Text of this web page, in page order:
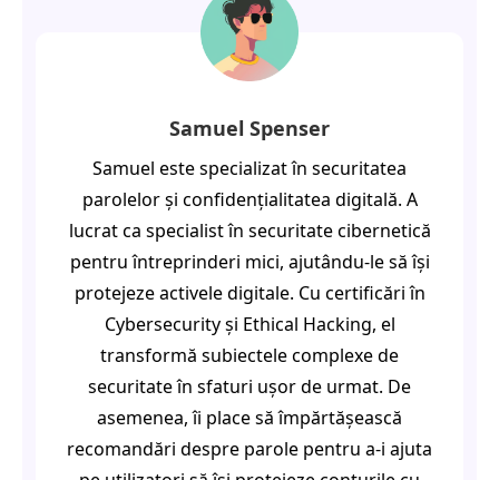
Samuel Spenser
Samuel este specializat în securitatea
parolelor și confidențialitatea digitală. A
lucrat ca specialist în securitate cibernetică
pentru întreprinderi mici, ajutându-le să își
protejeze activele digitale. Cu certificări în
Cybersecurity și Ethical Hacking, el
transformă subiectele complexe de
securitate în sfaturi ușor de urmat. De
asemenea, îi place să împărtășească
recomandări despre parole pentru a-i ajuta